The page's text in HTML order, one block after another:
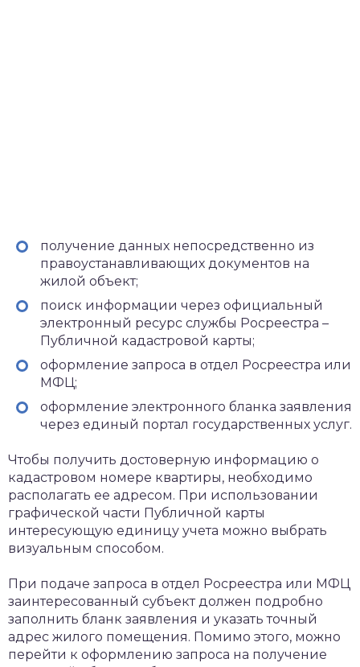
получение данных непосредственно из
правоустанавливающих документов на
жилой объект;
поиск информации через официальный
электронный ресурс службы Росреестра –
Публичной кадастровой карты;
оформление запроса в отдел Росреестра или
МФЦ;
оформление электронного бланка заявления
через единый портал государственных услуг.
Чтобы получить достоверную информацию о
кадастровом номере квартиры, необходимо
располагать ее адресом. При использовании
графической части Публичной карты
интересующую единицу учета можно выбрать
визуальным способом.
При подаче запроса в отдел Росреестра или МФЦ
заинтересованный субъект должен подробно
заполнить бланк заявления и указать точный
адрес жилого помещения. Помимо этого, можно
перейти к оформлению запроса на получение